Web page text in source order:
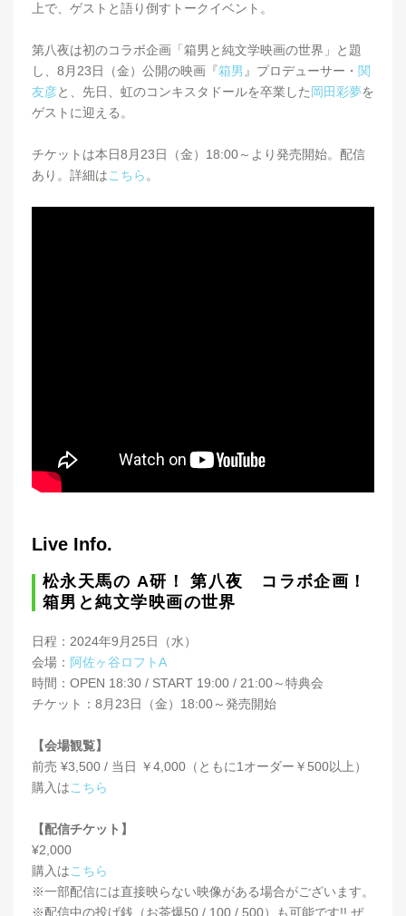
上で、ゲストと語り倒すトークイベント。
第八夜は初のコラボ企画「箱男と純文学映画の世界」と題
し、8月23日（金）公開の映画『箱男 』プロデューサー・ 関
友彦と、先日、虹のコンキスタドールを卒業した 岡田彩夢を
ゲストに迎える。
チケットは本日8月23日（金）18:00～より発売開始。配信
あり。詳細はこちら。
Live Info.
松永天馬の A研！ 第八夜 コラボ企画！
箱男と純文学映画の世界
日程：2024年9月25日（水）
会場： 阿佐ヶ谷ロフトA
時間：OPEN 18:30 / START 19:00 / 21:00～特典会
チケット：8月23日（金）18:00～発売開始
【会場観覧】
前売 ¥3,500 / 当日 ￥4,000（ともに1オーダー￥500以上）
購入はこちら
【配信チケット】
¥2,000
購入はこちら
※一部配信には直接映らない映像がある場合がございます。
※配信中の投げ銭（お茶爆50 / 100 / 500）も可能です!! ぜ